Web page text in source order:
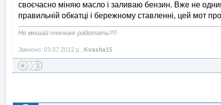
своєчасно міняю масло і заливаю бензин. Вже не
правильній обкатці і бережному ставленні, цей мот
Не мешай технике работать!!!!
Змінено: 03.07.2012 р., Kvasha15